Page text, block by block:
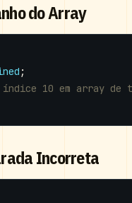
do Array
;
Incorreta